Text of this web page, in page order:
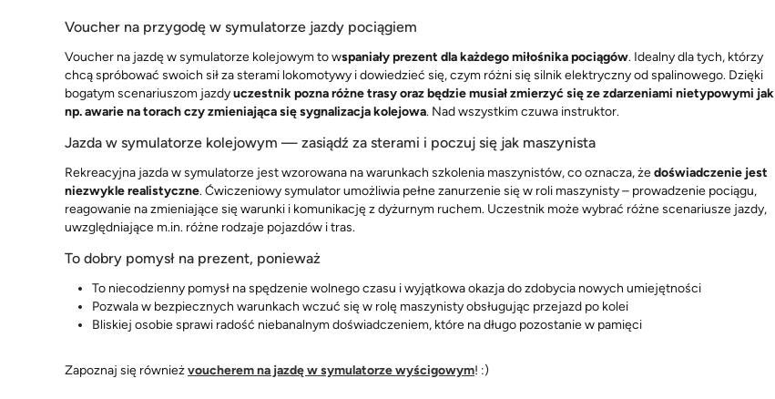
Voucher na przygodę w symulatorze jazdy pociągiem
Voucher na jazdę w symulatorze kolejowym to wspaniały prezent dla każdego miłośnika pociągów. Idealny dla tych, którzy
chcą spróbować swoich sił za sterami lokomotywy i dowiedzieć się, czym różni się silnik elektryczny od spalinowego. Dzięki
bogatym scenariuszom jazdyuczestnik pozna różne trasy oraz będzie musiał zmierzyć się ze zdarzeniami nietypowymi jak
np. awarie na torach czy zmieniająca się sygnalizacja kolejowa. Nad wszystkim czuwa instruktor.
Jazda w symulatorze kolejowym — zasiądź za sterami i poczuj się jak maszynista
Rekreacyjna jazda w symulatorze jest wzorowana na warunkach szkolenia maszynistów, co oznacza, żedoświadczenie jest
niezwykle realistyczne. Ćwiczeniowy symulator umożliwia pełne zanurzenie się w roli maszynisty – prowadzenie pociągu,
reagowanie na zmieniające się warunki i komunikację z dyżurnym ruchem. Uczestnik może wybrać różne scenariusze jazdy,
uwzględniające m.in. różne rodzaje pojazdów i tras.
To dobry pomysł na prezent, ponieważ
To niecodzienny pomysł na spędzenie wolnego czasu i wyjątkowa okazja do zdobycia nowych umiejętności
Pozwala w bezpiecznych warunkach wczuć się w rolę maszynisty obsługując przejazd po kolei
Bliskiej osobie sprawi radość niebanalnym doświadczeniem, które na długo pozostanie w pamięci
Zapoznaj się równieżvoucherem na jazdę w symulatorze wyścigowym! :)